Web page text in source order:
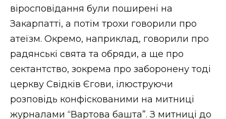
віросповідання були поширені на
Закарпатті, а потім трохи говорили про
атеїзм. Окремо, наприклад, говорили про
радянські свята та обряди, а ще про
сектантство, зокрема про заборонену тоді
церкву Свідків Єгови, ілюструючи
розповідь конфіскованими на митниці
журналами “Вартова башта”. З митниці до